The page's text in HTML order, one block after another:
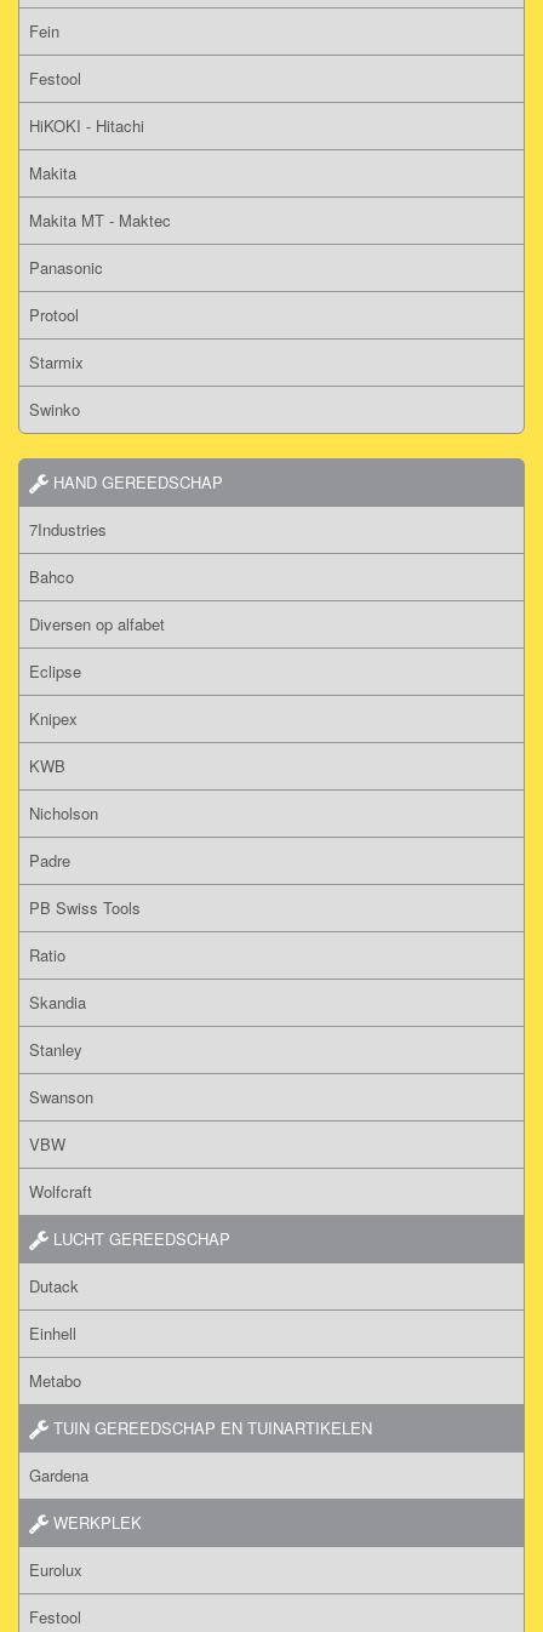
Fein
Festool
HiKOKI - Hitachi
Makita
Makita MT - Maktec
Panasonic
Protool
Starmix
Swinko
HAND GEREEDSCHAP
7Industries
Bahco
Diversen op alfabet
Eclipse
Knipex
KWB
Nicholson
Padre
PB Swiss Tools
Ratio
Skandia
Stanley
Swanson
VBW
Wolfcraft
LUCHT GEREEDSCHAP
Dutack
Einhell
Metabo
TUIN GEREEDSCHAP EN TUINARTIKELEN
Gardena
WERKPLEK
Eurolux
Festool